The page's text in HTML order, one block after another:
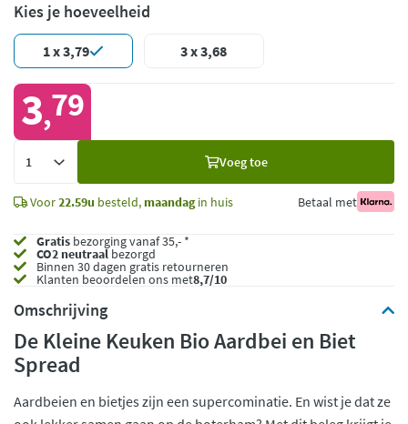
Kies je hoeveelheid
1 x 3,79 3 x 3,68
3,79
Voeg toe
Voor22.59u besteld, maandagin huis Betaal met
Gratis bezorging vanaf 35,- *
CO2 neutraalbezorgd
Binnen 30 dagen gratis retourneren
Klanten beoordelen ons met8,7/10
Omschrijving
De Kleine Keuken Bio Aardbei en Biet
Spread
Aardbeien en bietjes zijn een supercominatie. En wist je dat ze